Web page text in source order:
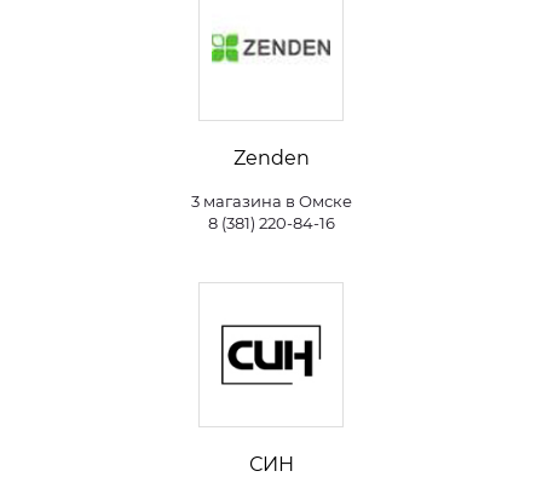
Zenden
3 магазина в Омске
8 (381) 220-84-16
СИН